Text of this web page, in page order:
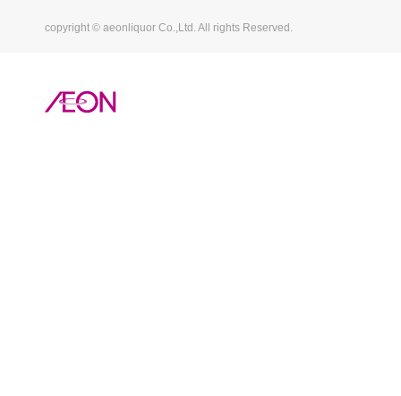
copyright © aeonliquor Co.,Ltd. All rights Reserved.